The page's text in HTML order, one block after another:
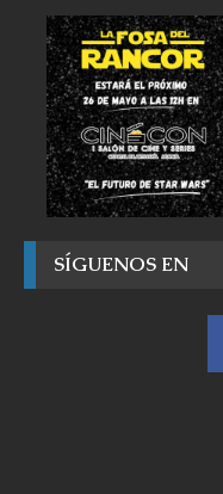
SÍGUENOS EN